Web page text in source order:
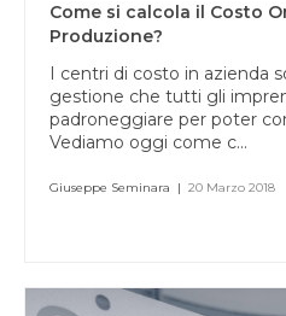
Come si calcola il Costo
Produzione?
I centri di costo in azienda
gestione che tutti gli
padroneggiare per poter
Vediamo oggi come c...
Giuseppe Seminara | 20 Marzo 2018